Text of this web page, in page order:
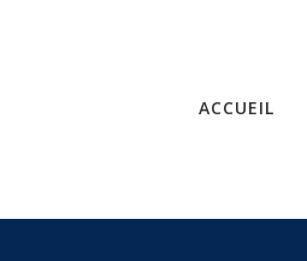
ACCUEIL